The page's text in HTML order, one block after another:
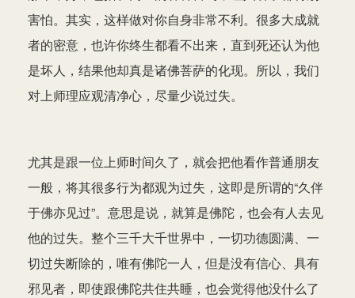
害怕。其实，这样做对你自身非常不利。很多大成就
者的密意，也许你终生都看不出来，直到死还认为他
是坏人，结果他却真是诸佛菩萨的化现。所以，我们
对上师理应观清净心，尽量少说过失。
尤其是跟一位上师时间久了，就会把他看作普通朋友
一般，将其很多行为都观为过失，这即是所谓的“久伴
于佛亦见过”。意思是说，就算是佛陀，也会有人去见
他的过失。整个三千大千世界中，一切功德圆满、一
切过失断除的，唯有佛陀一人，但是没有信心、具有
邪见者，即使跟佛陀共住共睡，也会觉得他没什么了